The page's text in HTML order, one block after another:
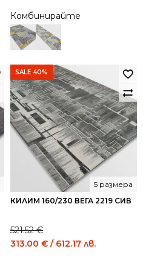
Комбинирайте
SALE 40%
КИЛИМ 160/230 ВЕГА 2219 СИВ
5 размера
521.52€
Original
313.00 € / 612.17 лв.